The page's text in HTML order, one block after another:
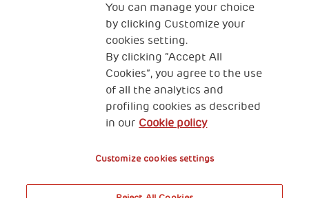
Trieste Italy
Fiscal code (Italy) 90017740326
VAT code 01372940328
Privacy & GDPR Cookies’ policy
You can manage your choice
by clicking Customize your
cookies setting.
By clicking “Accept All
Cookies”, you agree to the use
of all the analytics and
profiling cookies as described
in our Cookie policy
Customize cookies settings